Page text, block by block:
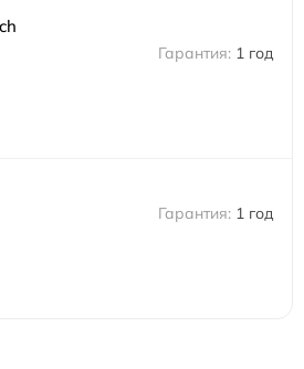
1 год
1 год